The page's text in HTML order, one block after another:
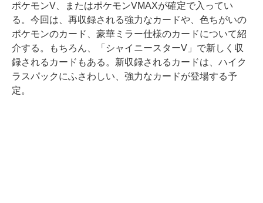
ポケモンV、またはポケモンVMAXが確定で入ってい
る。今回は、再収録される強力なカードや、色ちがいの
ポケモンのカード、豪華ミラー仕様のカードについて紹
介する。もちろん、「シャイニースターV」で新しく収
録されるカードもある。新収録されるカードは、ハイク
ラスパックにふさわしい、強力なカードが登場する予
定。